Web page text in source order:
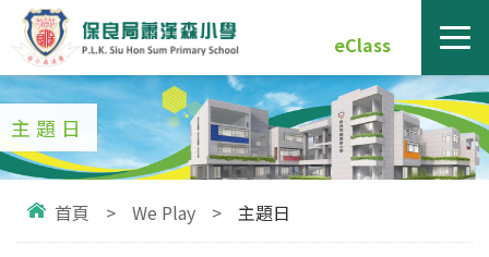
eClass
主題日
首頁 > We Play > 主題日